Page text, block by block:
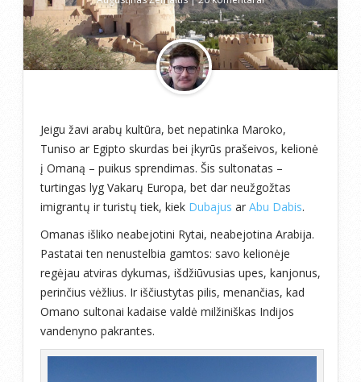
Jeigu žavi arabų kultūra, bet nepatinka Maroko,
Tuniso ar Egipto skurdas bei įkyrūs prašeivos, kelionė
į Omaną – puikus sprendimas. Šis sultonatas –
turtingas lyg Vakarų Europa, bet dar neužgožtas
imigrantų ir turistų tiek, kiek Dubajus ar Abu Dabis.
Omanas išliko neabejotini Rytai, neabejotina Arabija.
Pastatai ten nenustelbia gamtos: savo kelionėje
regėjau atviras dykumas, išdžiūvusias upes, kanjonus,
perinčius vėžlius. Ir iščiustytas pilis, menančias, kad
Omano sultonai kadaise valdė milžiniškas Indijos
vandenyno pakrantes.